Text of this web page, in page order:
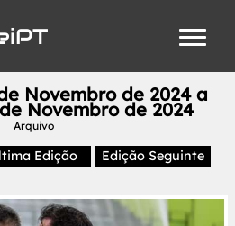
Novembro de 2024 a
Novembro de 2024
Arquivo
Edição Edição Seguinte